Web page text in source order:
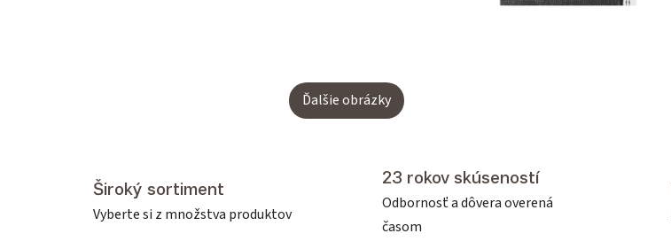
Ďalšie obrázky
Široký sortiment
Vyberte si z množstva produktov
23 rokov skúseností
Odbornosť a dôvera overená
časom